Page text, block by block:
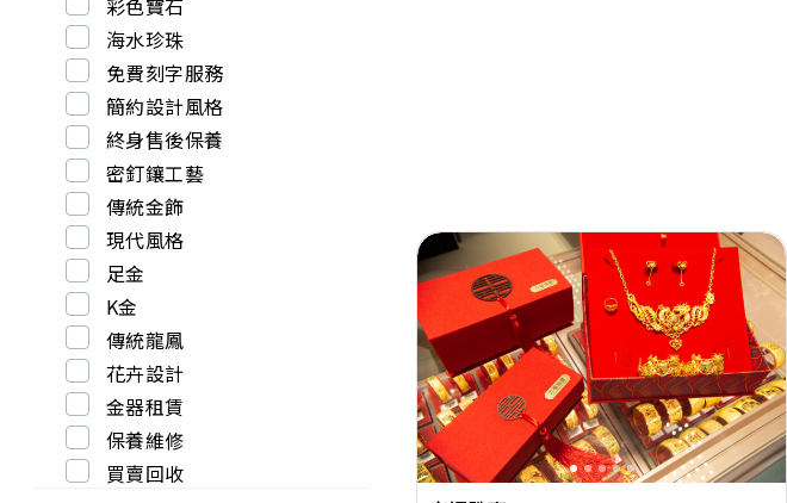
彩色寶石
海水珍珠
免費刻字服務
簡約設計風格
終身售後保養
密釘鑲工藝
傳統金飾
現代風格
足金
K金
傳統龍鳳
花卉設計
金器租賃
保養維修
買賣回收
Previous Next